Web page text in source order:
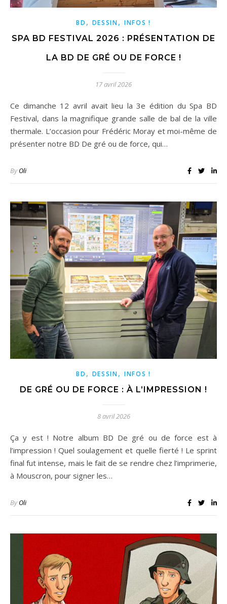
BD , DESSIN, INFOS !
SPA BD FESTIVAL 2026 : PRÉSENTATION DE
LA BD DE GRÉ OU DE FORCE !
17 avril 2026
Ce dimanche 12 avril avait lieu la 3e édition du Spa BD
Festival, dans la magnifique grande salle de bal de la ville
thermale. L’occasion pour Frédéric Moray et moi-même de
présenter notre BD De gré ou de force, qui…
ByOli
BD , DESSIN, INFOS !
DE GRÉ OU DE FORCE : À L’IMPRESSION !
8 avril 2026
Ça y est ! Notre album BD De gré ou de force est à
l’impression ! Quel soulagement et quelle fierté ! Le sprint
final fut intense, mais le fait de se rendre chez l’imprimerie,
à Mouscron, pour signer les…
ByOli